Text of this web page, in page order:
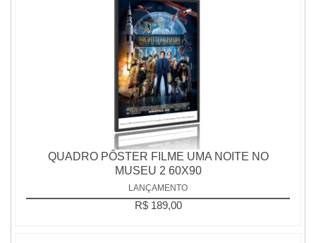
QUADRO PÔSTER FILME UMA NOITE NO
MUSEU 2 60X90
LANÇAMENTO
R$ 189,00